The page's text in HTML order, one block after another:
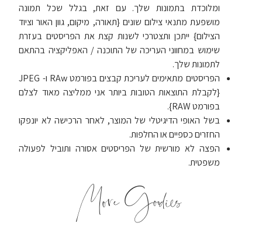
ומלוכדת בתמונות שלך. עם זאת, בגלל שכל תמונה
מושפעת מתנאי צילום שונים {תאורה, מיקום, גוון האור וציוד
הצילום} ייתכן ותצטרכי לשנות קצת את הפריסטים בעזרת
שימוש במחווני העריכה של התוכנה / האפליקציה בהתאם
לתמונות שלך.
הפריסטים מתאימים לעריכת קבצים בפורמט RAw ו- JPEG
{לקבלת התוצאות הטובות ביותר אני ממליצה מאוד לצלם
בפורמט RAW}.
בשל האופי הדיגיטלי של המוצר, לאחר הרכישה לא יונפקו
החזרים כספיים או החלפות.
הפצה לא מורשית של הפריסטים אסורה ותוביל לפעולה
משפטית.
More Goodies